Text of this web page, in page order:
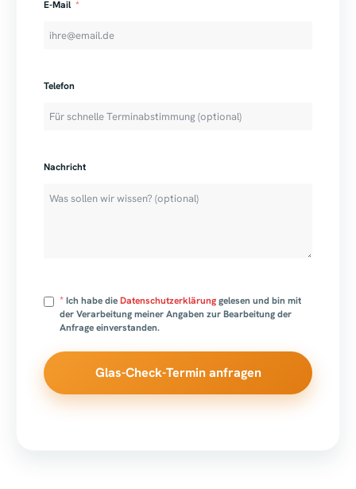
E-Mail
Telefon
Nachricht
*Ich habe dieDatenschutzerklärunggelesen und bin mit
der Verarbeitung meiner Angaben zur Bearbeitung der
Anfrage einverstanden.
Glas-Check-Termin anfragen